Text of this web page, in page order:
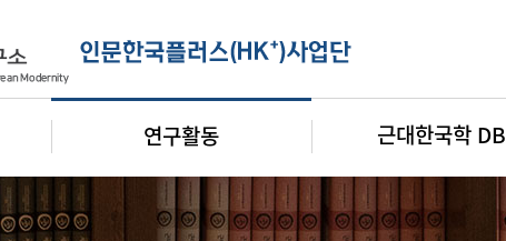
연구활동 근대한국학 DB